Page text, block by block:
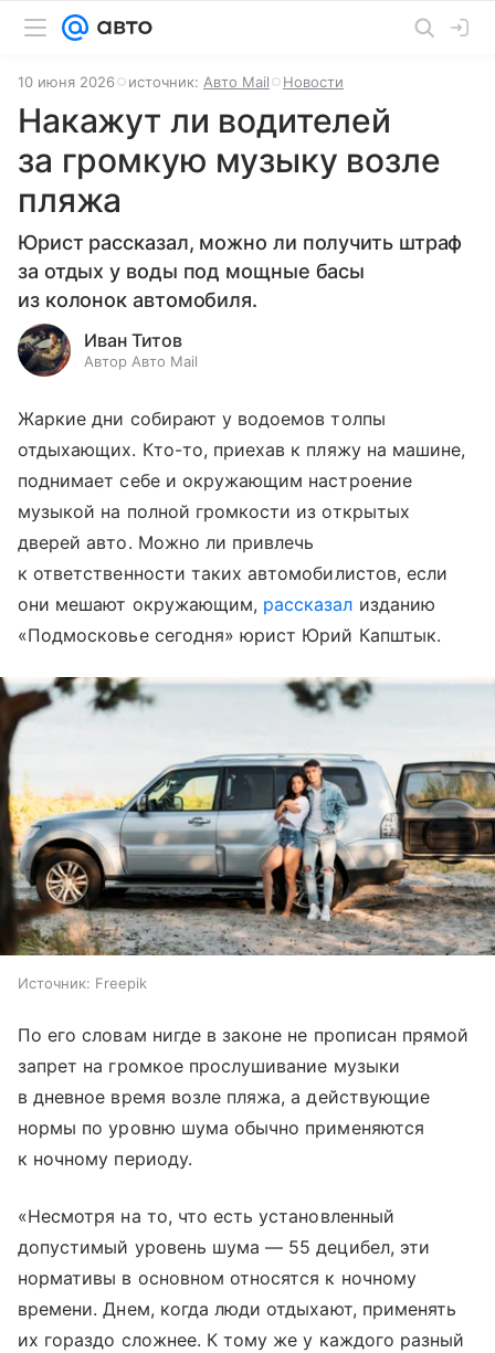
10 июня 2026 источник: Авто Mail Новости
Накажут ли водителей
за громкую музыку возле
пляжа
Юрист рассказал, можно ли получить штраф
за отдых у воды под мощные басы
из колонок автомобиля.
Иван Титов
Автор Авто Mail
Жаркие дни собирают у водоемов толпы
отдыхающих. Кто-то, приехав к пляжу на машине,
поднимает себе и окружающим настроение
музыкой на полной громкости из открытых
дверей авто. Можно ли привлечь
к ответственности таких автомобилистов, если
они мешают окружающим, рассказал изданию
«Подмосковье сегодня» юрист Юрий Капштык.
Источник: Freepik
По его словам нигде в законе не прописан прямой
запрет на громкое прослушивание музыки
в дневное время возле пляжа, а действующие
нормы по уровню шума обычно применяются
к ночному периоду.
«Несмотря на то, что есть установленный
допустимый уровень шума — 55 децибел, эти
нормативы в основном относятся к ночному
времени. Днем, когда люди отдыхают, применять
их гораздо сложнее. К тому же у каждого разный